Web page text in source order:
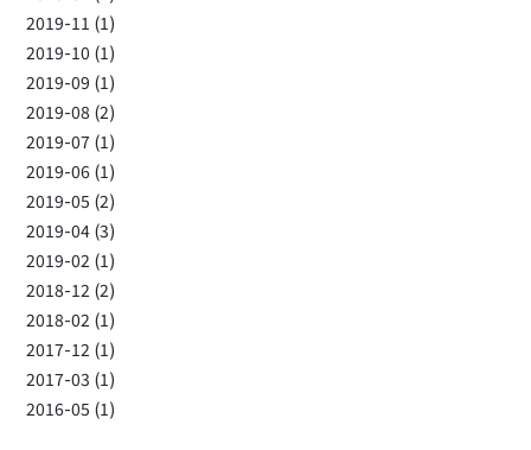
2019-11 (1)
2019-10 (1)
2019-09 (1)
2019-08 (2)
2019-07 (1)
2019-06 (1)
2019-05 (2)
2019-04 (3)
2019-02 (1)
2018-12 (2)
2018-02 (1)
2017-12 (1)
2017-03 (1)
2016-05 (1)